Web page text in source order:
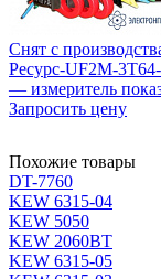
Снят с
Ресурс-UF2M-
— измеритель
Запросить цену
Похожие товары
DT-7760
KEW 6315-04
KEW 5050
KEW 2060BT
KEW 6315-05